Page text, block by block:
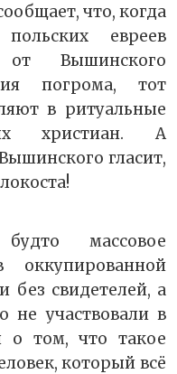
что, когда
евреев
от Вышинского
погрома, тот
в ритуальные
христиан. А
гласит,
массовое
свидетелей, а
не участвовали в
о том, что такое
который всё